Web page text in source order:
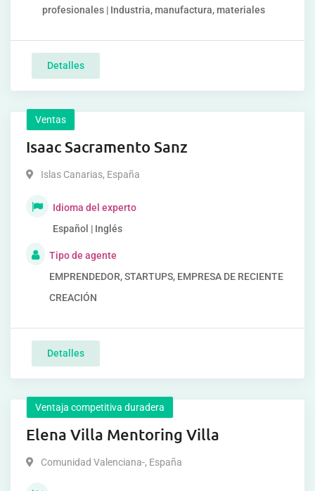
profesionales | Industria, manufactura, materiales
Detalles
Ventas
Isaac Sacramento Sanz
Islas Canarias, España
Idioma del experto
Español | Inglés
Tipo de agente
EMPRENDEDOR, STARTUPS, EMPRESA DE RECIENTE
CREACIÓN
Detalles
Ventaja competitiva duradera
Elena Villa Mentoring Villa
Comunidad Valenciana-, España